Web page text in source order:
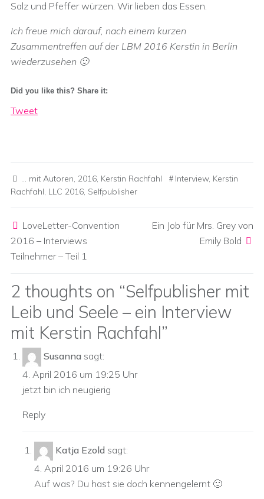
Salz und Pfeffer würzen. Wir lieben das Essen.
Ich freue mich darauf, nach einem kurzen
Zusammentreffen auf der LBM 2016 Kerstin in Berlin
wiederzusehen 🙂
Did you like this? Share it:
Tweet
... mit Autoren, 2016, Kerstin Rachfahl Interview, Kerstin
Rachfahl, LLC 2016, Selfpublisher
LoveLetter-Convention
2016 – Interviews
Teilnehmer – Teil 1
Ein Job für Mrs. Grey von
Emily Bold
2 thoughts on “Selfpublisher mit
Leib und Seele – ein Interview
mit Kerstin Rachfahl”
Susanna sagt:
4. April 2016 um 19:25 Uhr
jetzt bin ich neugierig
Reply
Katja Ezold sagt:
4. April 2016 um 19:26 Uhr
Auf was? Du hast sie doch kennengelernt 🙂